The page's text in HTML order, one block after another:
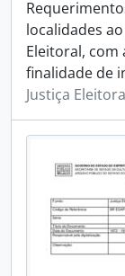
localidades
Eleitoral, com
finalidade de
Justiça